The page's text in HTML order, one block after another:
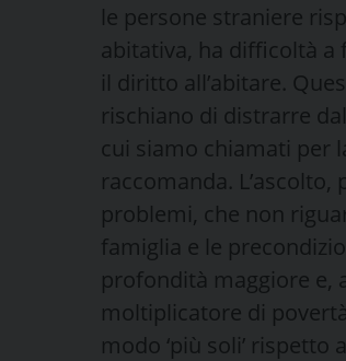
le persone straniere
abitativa, ha difficoltà a
il diritto all’abitare.
rischiano di distrarre
cui siamo chiamati per
raccomanda.
problemi, che non
famiglia e le
profondità maggiore e,
moltiplicatore di
modo ‘più soli’ rispetto